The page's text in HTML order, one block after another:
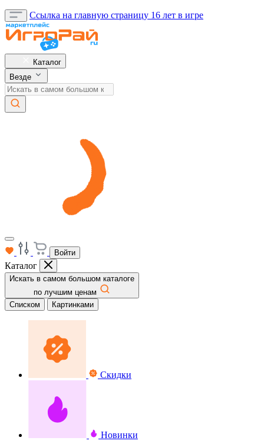
Ссылка на главную страницу 16 лет в игре
Каталог
Везде
Войти
Каталог
Искать в самом большом каталоге
по лучшим ценам
Списком
Картинками
Скидки
Новинки